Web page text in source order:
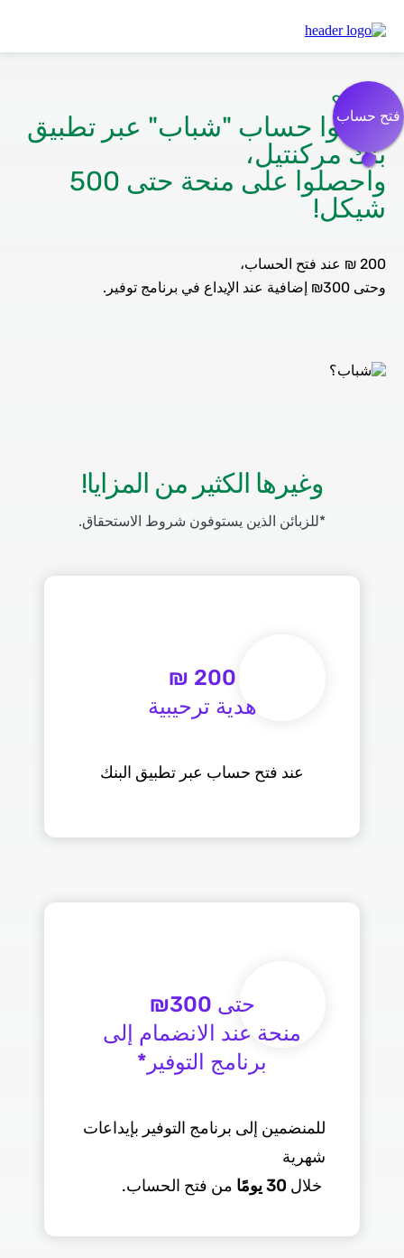
مركنتيل فتح حساب بالتطبيق في مركنتيل 2026 (7)
شباب؟
افتحوا حساب "شباب" عبر تطبيق
بنك مركنتيل،
واحصلوا على منحة حتى 500
شيكل!
200 ₪ عند فتح الحساب،
وحتى 300₪ إضافية عند الإيداع في برنامج توفير.
وغيرها الكثير من المزايا!
*للزبائن الذين يستوفون شروط الاستحقاق.
عند فتح حساب عبر تطبيق البنك
منحة عند الانضمام إلى
للمنضمين إلى برنامج التوفير بإيداعات
شهرية
خلال 30يومًا من فتح الحساب.
فتح حساب